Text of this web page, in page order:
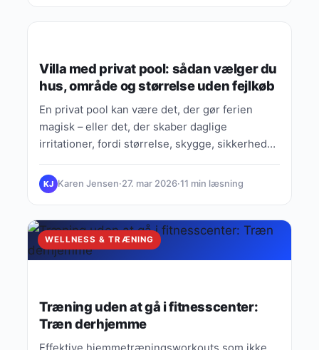
Villa med privat pool: sådan vælger du
hus, område og størrelse uden fejlkøb
En privat pool kan være det, der gør ferien
magisk – eller det, der skaber daglige
irritationer, fordi størrelse, skygge, sikkerhed
KJ Karen Jensen·27. mar 2026·11 min læsning
WELLNESS & TRÆNING
Træning uden at gå i fitnesscenter:
Træn derhjemme